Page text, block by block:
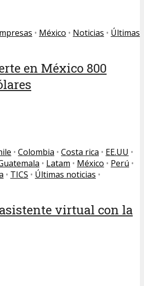
• México • Noticias • Últimas
en México 800
• Colombia • Costa rica • EE.UU •
• Latam • México • Perú •
• TICS • Últimas noticias •
virtual con la